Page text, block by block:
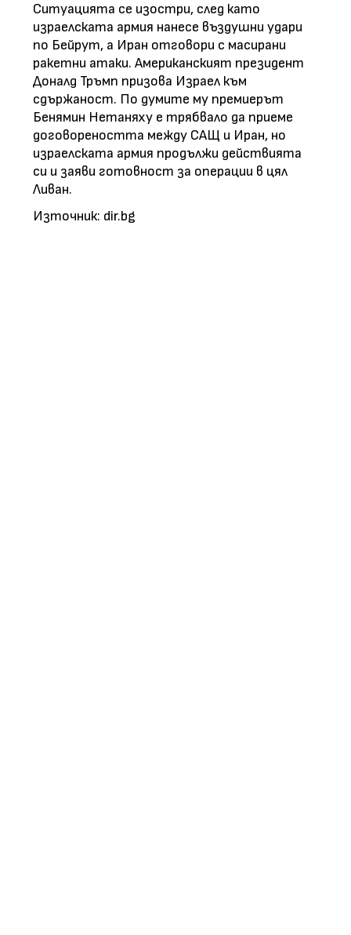
Ситуацията се изостри, след като
израелската армия нанесе въздушни удари
по Бейрут, а Иран отговори с масирани
ракетни атаки. Американският президент
Доналд Тръмп призова Израел към
сдържаност. По думите му премиерът
Бенямин Нетаняху е трябвало да приеме
договореността между САЩ и Иран, но
израелската армия продължи действията
си и заяви готовност за операции в цял
Ливан.
Източник: dir.bg